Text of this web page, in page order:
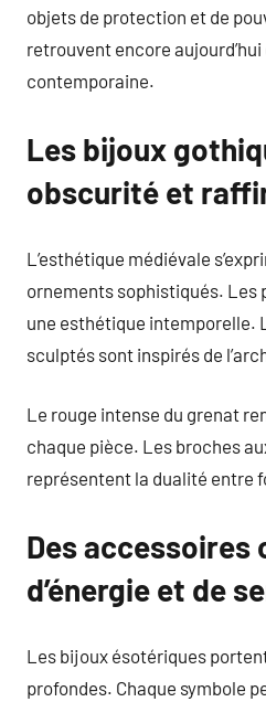
objets de protection et de
retrouvent encore
contemporaine.
Les bijoux
obscurité et
L’esthétique médiévale
ornements sophistiqués. Les
une esthétique intemporelle.
sculptés sont inspirés de
Le rouge intense du grenat
chaque pièce. Les broches
représentent la dualité entre
Des accessoires
d’énergie et de
Les bijoux ésotériques
profondes. Chaque symbole